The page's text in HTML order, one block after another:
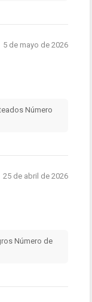
5 de mayo de 2026
Número
25 de abril de 2026
Número de